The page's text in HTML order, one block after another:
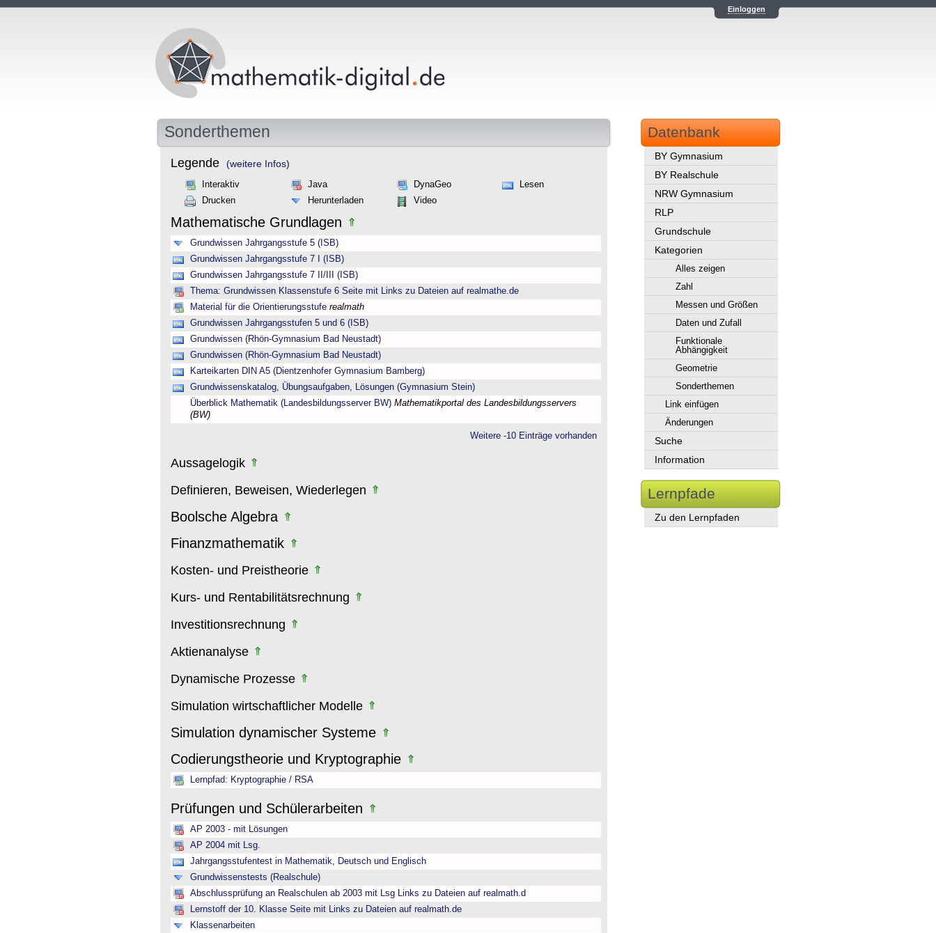
Einloggen
Sonderthemen
Legende (weitere Infos)
Interaktiv Java DynaGeo
Lesen
Drucken
Herunterladen Video
Mathematische Grundlagen
Grundwissen Jahrgangsstufe 5 (ISB)
Grundwissen Jahrgangsstufe 7 I (ISB)
Grundwissen Jahrgangsstufe 7 II/III (ISB)
Thema: Grundwissen Klassenstufe 6 Seite mit Links zu Dateien auf realmathe.de
Material für die Orientierungsstufe realmath
Grundwissen Jahrgangsstufen 5 und 6 (ISB)
Grundwissen (Rhön-Gymnasium Bad Neustadt)
Grundwissen (Rhön-Gymnasium Bad Neustadt)
Karteikarten DIN A5 (Dientzenhofer Gymnasium Bamberg)
Grundwissenskatalog, Übungsaufgaben, Lösungen (Gymnasium Stein)
Überblick Mathematik (Landesbildungsserver BW) Mathematikportal des Landesbildungsservers
(BW)
Weitere -10 Einträge vorhanden
Aussagelogik
Definieren, Beweisen, Wiederlegen
Boolsche Algebra
Finanzmathematik
Kosten- und Preistheorie
Kurs- und Rentabilitätsrechnung
Investitionsrechnung
Aktienanalyse
Dynamische Prozesse
Simulation wirtschaftlicher Modelle
Simulation dynamischer Systeme
Codierungstheorie und Kryptographie
Lernpfad: Kryptographie / RSA
Prüfungen und Schülerarbeiten
AP 2003 - mit Lösungen
AP 2004 mit Lsg.
Jahrgangsstufentest in Mathematik, Deutsch und Englisch
Grundwissenstests (Realschule)
Abschlussprüfung an Realschulen ab 2003 mit Lsg Links zu Dateien auf realmath.d
Lernstoff der 10. Klasse Seite mit Links zu Dateien auf realmath.de
Klassenarbeiten
Datenbank
BY Gymnasium
BY Realschule
NRW Gymnasium
RLP
Grundschule
Kategorien
Alles zeigen
Zahl
Messen und Größen
Daten und Zufall
Funktionale
Abhängigkeit
Geometrie
Sonderthemen
Link einfügen
Änderungen
Suche
Information
Lernpfade
Zu den Lernpfaden